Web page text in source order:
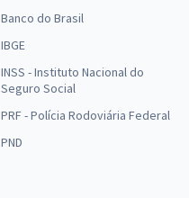
Banco do Brasil
IBGE
INSS - Instituto Nacional do
Seguro Social
PRF - Polícia Rodoviária Federal
PND